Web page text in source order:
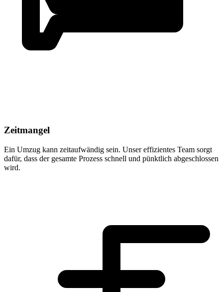
Zeitmangel
Ein Umzug kann zeitaufwändig sein. Unser effizientes Team sorgt
dafür, dass der gesamte Prozess schnell und pünktlich abgeschlossen
wird.